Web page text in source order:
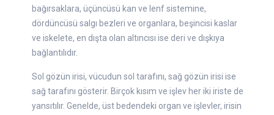
bağırsaklara, üçüncüsü kan ve lenf sistemine,
dördüncüsü salgı bezleri ve organlara, beşincisi kaslar
ve iskelete, en dışta olan altıncısı ise deri ve dışkıya
bağlantılıdır.
Sol gözün irisi, vücudun sol tarafını, sağ gözün irisi ise
sağ tarafını gösterir. Birçok kısım ve işlev her iki iriste de
yansıtılır. Genelde, üst bedendeki organ ve işlevler, irisin